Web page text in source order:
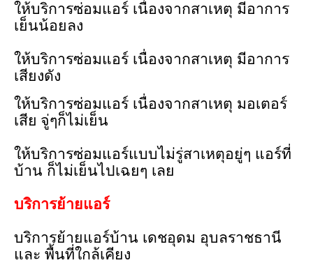
ให้บริการซ่อมแอร์ เนื่องจากสาเหตุ มีอาการ
เย็นน้อยลง
ให้บริการซ่อมแอร์ เนื่องจากสาเหตุ มีอาการ
เสียงดัง
ให้บริการซ่อมแอร์ เนื่องจากสาเหตุ มอเตอร์
เสีย จู่ๆก็ไม่เย็น
ให้บริการซ่อมแอร์แบบไม่รู่สาเหตุอยู่ๆ แอร์ที่
บ้าน ก็ไม่เย็นไปเฉยๆ เลย
บริการย้ายแอร์
บริการย้ายแอร์บ้าน เดชอุดม อุบลราชธานี
และ พื้นที่ใกล้เคียง